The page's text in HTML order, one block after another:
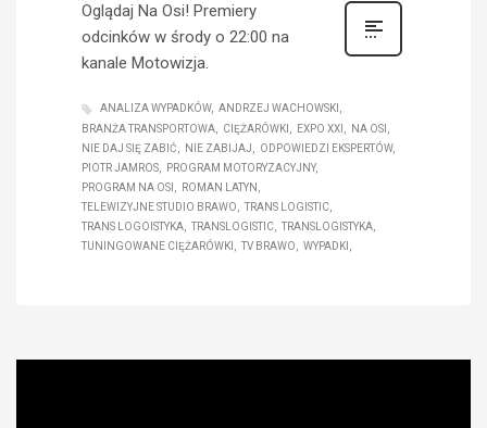
Oglądaj Na Osi! Premiery
odcinków w środy o 22:00 na
kanale Motowizja.
ANALIZA WYPADKÓW
ANDRZEJ WACHOWSKI
BRANŻA TRANSPORTOWA
CIĘŻARÓWKI EXPO XXI
NA OSI
NIE DAJ SIĘ ZABIĆ
NIE ZABIJAJ
ODPOWIEDZI EKSPERTÓW
PIOTR JAMROS
PROGRAM MOTORYZACYJNY
PROGRAM NA OSI
ROMAN LATYN
TELEWIZYJNE STUDIO BRAWO
TRANS LOGISTIC
TRANS LOGOISTYKA
TRANSLOGISTIC
TRANSLOGISTYKA
TUNINGOWANE CIĘŻARÓWKI
TV BRAWO WYPADKI